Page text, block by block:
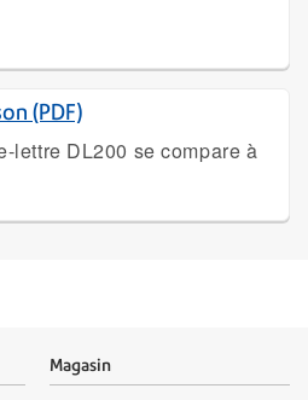
(PDF)
lettre DL200 se compare à
Magasin